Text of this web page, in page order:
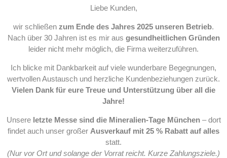
Liebe Kunden,
wir schließen zum Ende des Jahres 2025 unseren Betrieb.
Nach über 30 Jahren ist es mir aus gesundheitlichen Gründen
leider nicht mehr möglich, die Firma weiterzuführen.
Ich blicke mit Dankbarkeit auf viele wunderbare Begegnungen,
wertvollen Austausch und herzliche Kundenbeziehungen zurück.
Vielen Dank für eure Treue und Unterstützung über all die
Jahre!
Unsere letzte Messe sind die Mineralien-Tage München– dort
findet auch unser großer Ausverkauf mit 25 % Rabatt auf alles
statt.
(Nur vor Ort und solange der Vorrat reicht. Kurze Zahlungsziele.)